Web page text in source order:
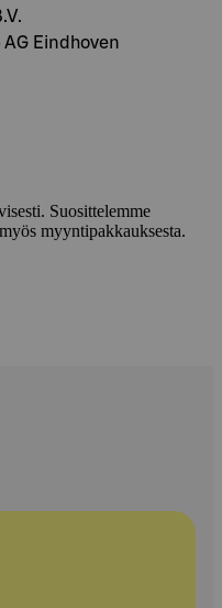
AG Eindhoven
Suosittelemme
myyntipakkauksesta.